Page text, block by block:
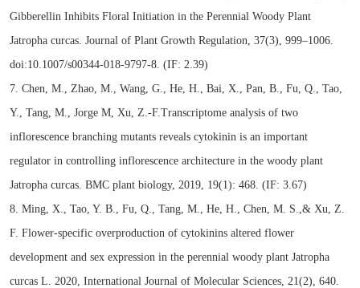
Gibberellin Inhibits Floral Initiation in the Perennial Woody Plant
Jatropha curcas. Journal of Plant Growth Regulation, 37(3), 999–1006.
doi:10.1007/s00344-018-9797-8. (IF: 2.39)
7. Chen, M., Zhao, M., Wang, G., He, H., Bai, X., Pan, B., Fu, Q., Tao,
Y., Tang, M., Jorge M, Xu, Z.-F.Transcriptome analysis of two
inflorescence branching mutants reveals cytokinin is an important
regulator in controlling inflorescence architecture in the woody plant
Jatropha curcas. BMC plant biology, 2019, 19(1): 468. (IF: 3.67)
8. Ming, X., Tao, Y. B., Fu, Q., Tang, M., He, H., Chen, M. S.,& Xu, Z.
F. Flower-specific overproduction of cytokinins altered flower
development and sex expression in the perennial woody plant Jatropha
curcas L. 2020, International Journal of Molecular Sciences, 21(2), 640.